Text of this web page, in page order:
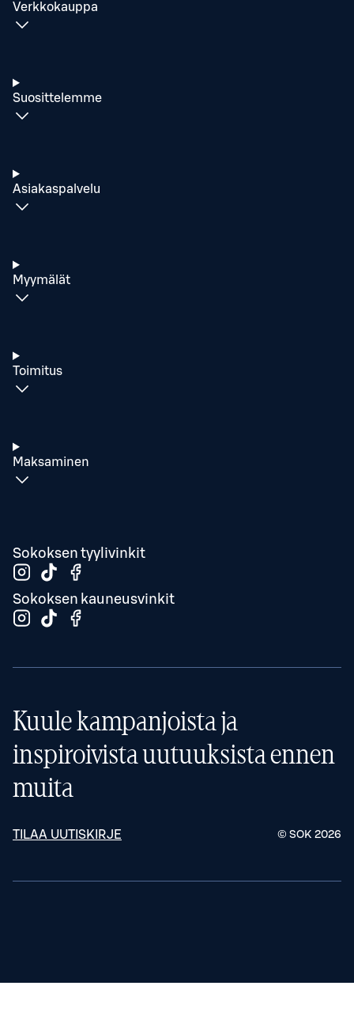
Verkkokauppa
Suosittelemme
Asiakaspalvelu
Myymälät
Toimitus
Maksaminen
Sokoksen tyylivinkit
Sokoksen kauneusvinkit
Kuule kampanjoista ja
inspiroivista uutuuksista ennen
muita
TILAA UUTISKIRJE © SOK 2026